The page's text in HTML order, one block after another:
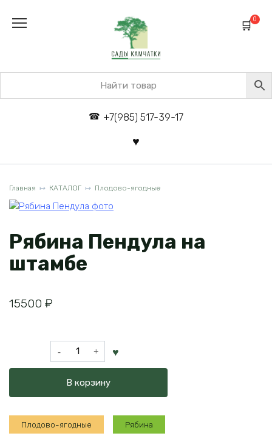
+7(985) 517-39-17
0
Главная КАТАЛОГ Плодово-ягодные
Рябина Пендула на
штамбе
15500 ₽
Количество
товара
Пендула
на
штамбе
В корзину
Плодово-ягодные Рябина